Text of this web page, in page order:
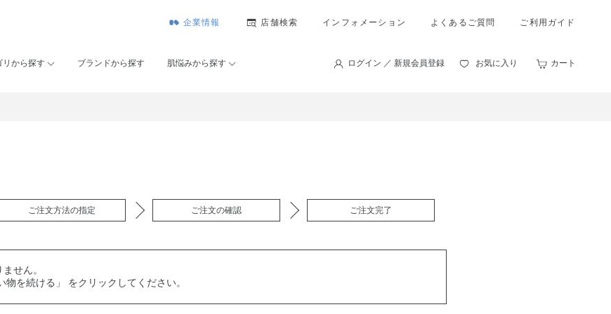
企業情報 店舗検索 インフォメーション よくあるご質問 ご利用ガイド
リから探す ブランドから探す 肌悩みから探す ログイン ／ 新規会員登録 お気に入り カート
ご注文方法の指定 ご注文の確認 ご注文完了
せん。
を続ける」 をクリックしてください。